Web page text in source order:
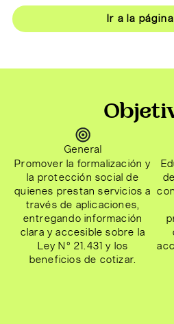
Ir a la
General
Promover la formalización y
la protección social de
quienes prestan servicios a
través de aplicaciones,
entregando información
clara y accesible sobre la
Ley N° 21.431 y los
beneficios de cotizar.